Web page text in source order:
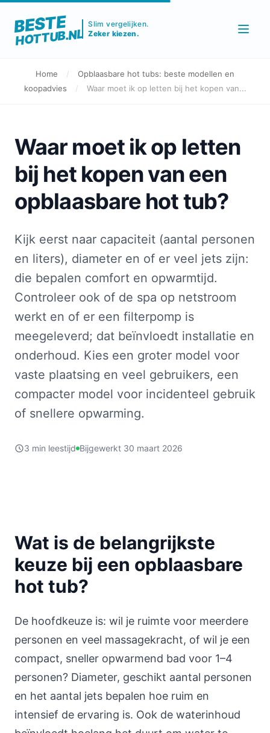
BESTE
HOTTUB.NL
Slim vergelijken.
Zeker kiezen.
Home /
Opblaasbare hot tubs: beste modellen en
koopadvies
/ Waar moet ik op letten bij het kopen van...
Waar moet ik op letten
bij het kopen van een
opblaasbare hot tub?
Kijk eerst naar capaciteit (aantal personen
en liters), diameter en of er veel jets zijn:
die bepalen comfort en opwarmtijd.
Controleer ook of de spa op netstroom
werkt en of er een filterpomp is
meegeleverd; dat beïnvloedt installatie en
onderhoud. Kies een groter model voor
vaste plaatsing en veel gebruikers, een
compacter model voor incidenteel gebruik
of snellere opwarming.
3 min leestijd Bijgewerkt 30 maart 2026
Wat is de belangrijkste
keuze bij een opblaasbare
hot tub?
De hoofdkeuze is: wil je ruimte voor meerdere
personen en veel massagekracht, of wil je een
compact, sneller opwarmend bad voor 1–4
personen? Diameter, geschikt aantal personen
en het aantal jets bepalen hoe ruim en
intensief de ervaring is. Ook de waterinhoud